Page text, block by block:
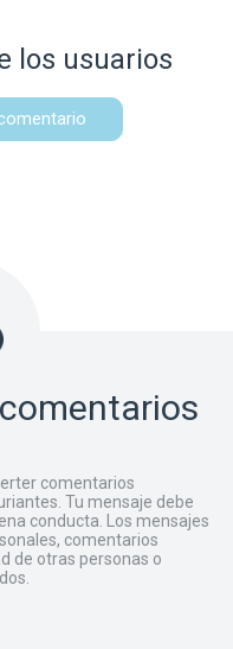
los usuarios
comentarios
Tu mensaje debe
conducta. Los mensajes
comentarios
de otras personas o